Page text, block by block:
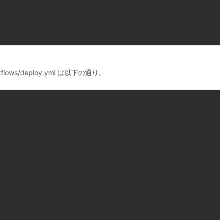
deploy.yml は以下の通り。